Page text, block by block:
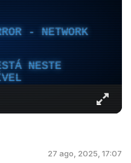
- NETWORK
NESTE
27 ago, 2025, 17:07